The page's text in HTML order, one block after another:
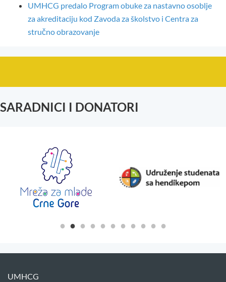
UMHCG predalo Program obuke za nastavno osoblje
za akreditaciju kod Zavoda za školstvo i Centra za
stručno obrazovanje
SARADNICI I DONATORI
UMHCG